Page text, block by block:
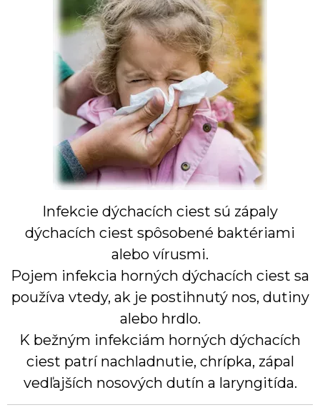
Infekcie dýchacích ciest sú zápaly
dýchacích ciest spôsobené baktériami
alebo vírusmi.
Pojem infekcia horných dýchacích ciest sa
používa vtedy, ak je postihnutý nos, dutiny
alebo hrdlo.
K bežným infekciám horných dýchacích
ciest patrí nachladnutie, chrípka, zápal
vedľajších nosových dutín a laryngitída.